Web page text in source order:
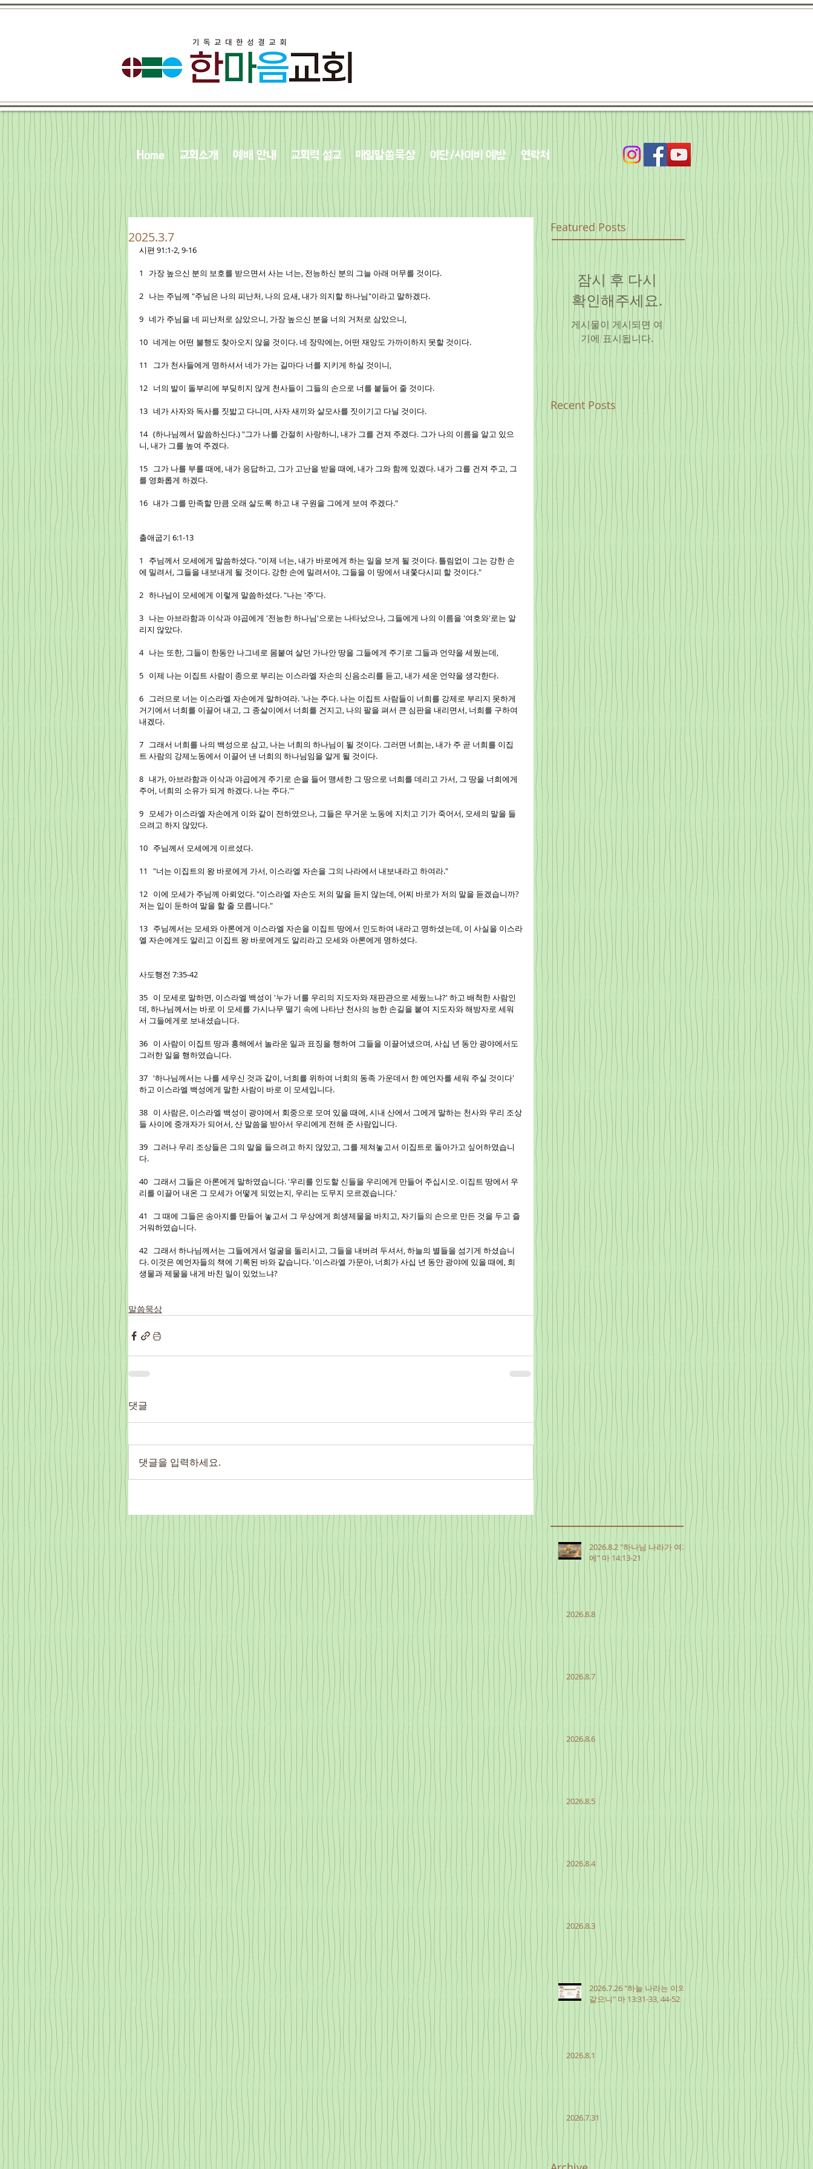
Home 교회소개 예배 안내 교회력 설교 매일말씀묵상 이단/사이비 예방 연락처
2025.3.7
시편 91:1-2, 9-16
1   가장 높으신 분의 보호를 받으면서 사는 너는, 전능하신 분의 그늘 아래 머무를 것이다.
2   나는 주님께 "주님은 나의 피난처, 나의 요새, 내가 의지할 하나님"이라고 말하겠다.
9   네가 주님을 네 피난처로 삼았으니, 가장 높으신 분을 너의 거처로 삼았으니,
10   네게는 어떤 불행도 찾아오지 않을 것이다. 네 장막에는, 어떤 재앙도 가까이하지 못할 것이다.
11   그가 천사들에게 명하셔서 네가 가는 길마다 너를 지키게 하실 것이니,
12   너의 발이 돌부리에 부딪히지 않게 천사들이 그들의 손으로 너를 붙들어 줄 것이다.
13   네가 사자와 독사를 짓밟고 다니며, 사자 새끼와 살모사를 짓이기고 다닐 것이다.
14   (하나님께서 말씀하신다.) "그가 나를 간절히 사랑하니, 내가 그를 건져 주겠다. 그가 나의 이름을 알고 있으
니, 내가 그를 높여 주겠다.
15   그가 나를 부를 때에, 내가 응답하고, 그가 고난을 받을 때에, 내가 그와 함께 있겠다. 내가 그를 건져 주고, 그
를 영화롭게 하겠다.
16   내가 그를 만족할 만큼 오래 살도록 하고 내 구원을 그에게 보여 주겠다."
출애굽기 6:1-13
1   주님께서 모세에게 말씀하셨다. "이제 너는, 내가 바로에게 하는 일을 보게 될 것이다. 틀림없이 그는 강한 손
에 밀려서, 그들을 내보내게 될 것이다. 강한 손에 밀려서야, 그들을 이 땅에서 내쫓다시피 할 것이다."
2   하나님이 모세에게 이렇게 말씀하셨다. "나는 '주'다.
3   나는 아브라함과 이삭과 야곱에게 '전능한 하나님'으로는 나타났으나, 그들에게 나의 이름을 '여호와'로는 알
리지 않았다.
4   나는 또한, 그들이 한동안 나그네로 몸붙여 살던 가나안 땅을 그들에게 주기로 그들과 언약을 세웠는데,
5   이제 나는 이집트 사람이 종으로 부리는 이스라엘 자손의 신음소리를 듣고, 내가 세운 언약을 생각한다.
6   그러므로 너는 이스라엘 자손에게 말하여라. '나는 주다. 나는 이집트 사람들이 너희를 강제로 부리지 못하게
거기에서 너희를 이끌어 내고, 그 종살이에서 너희를 건지고, 나의 팔을 펴서 큰 심판을 내리면서, 너희를 구하여
내겠다.
7   그래서 너희를 나의 백성으로 삼고, 나는 너희의 하나님이 될 것이다. 그러면 너희는, 내가 주 곧 너희를 이집
트 사람의 강제노동에서 이끌어 낸 너희의 하나님임을 알게 될 것이다.
8   내가, 아브라함과 이삭과 야곱에게 주기로 손을 들어 맹세한 그 땅으로 너희를 데리고 가서, 그 땅을 너희에게
주어, 너희의 소유가 되게 하겠다. 나는 주다.'"
9   모세가 이스라엘 자손에게 이와 같이 전하였으나, 그들은 무거운 노동에 지치고 기가 죽어서, 모세의 말을 들
으려고 하지 않았다.
10   주님께서 모세에게 이르셨다.
11   "너는 이집트의 왕 바로에게 가서, 이스라엘 자손을 그의 나라에서 내보내라고 하여라."
12   이에 모세가 주님께 아뢰었다. "이스라엘 자손도 저의 말을 듣지 않는데, 어찌 바로가 저의 말을 듣겠습니까?
저는 입이 둔하여 말을 할 줄 모릅니다."
13   주님께서는 모세와 아론에게 이스라엘 자손을 이집트 땅에서 인도하여 내라고 명하셨는데, 이 사실을 이스라
엘 자손에게도 알리고 이집트 왕 바로에게도 알리라고 모세와 아론에게 명하셨다.
사도행전 7:35-42
35   이 모세로 말하면, 이스라엘 백성이 '누가 너를 우리의 지도자와 재판관으로 세웠느냐?' 하고 배척한 사람인
데, 하나님께서는 바로 이 모세를 가시나무 떨기 속에 나타난 천사의 능한 손길을 붙여 지도자와 해방자로 세워
서 그들에게로 보내셨습니다.
36   이 사람이 이집트 땅과 홍해에서 놀라운 일과 표징을 행하여 그들을 이끌어냈으며, 사십 년 동안 광야에서도
그러한 일을 행하였습니다.
37   '하나님께서는 나를 세우신 것과 같이, 너희를 위하여 너희의 동족 가운데서 한 예언자를 세워 주실 것이다'
하고 이스라엘 백성에게 말한 사람이 바로 이 모세입니다.
38   이 사람은, 이스라엘 백성이 광야에서 회중으로 모여 있을 때에, 시내 산에서 그에게 말하는 천사와 우리 조상
들 사이에 중개자가 되어서, 산 말씀을 받아서 우리에게 전해 준 사람입니다.
39   그러나 우리 조상들은 그의 말을 들으려고 하지 않았고, 그를 제쳐놓고서 이집트로 돌아가고 싶어하였습니
다.
40   그래서 그들은 아론에게 말하였습니다. '우리를 인도할 신들을 우리에게 만들어 주십시오. 이집트 땅에서 우
리를 이끌어 내온 그 모세가 어떻게 되었는지, 우리는 도무지 모르겠습니다.'
41   그 때에 그들은 송아지를 만들어 놓고서 그 우상에게 희생제물을 바치고, 자기들의 손으로 만든 것을 두고 즐
거워하였습니다.
42   그래서 하나님께서는 그들에게서 얼굴을 돌리시고, 그들을 내버려 두셔서, 하늘의 별들을 섬기게 하셨습니
다. 이것은 예언자들의 책에 기록된 바와 같습니다. '이스라엘 가문아, 너희가 사십 년 동안 광야에 있을 때에, 희
생물과 제물을 내게 바친 일이 있었느냐?
말씀묵상
댓글
댓글을 입력하세요.
Featured Posts
잠시 후 다시
확인해주세요.
게시물이 게시되면 여
기에 표시됩니다.
Recent Posts
2026.8.2 "하나님 나라가 여기
에" 마 14:13-21
2026.8.8
2026.8.7
2026.8.6
2026.8.5
2026.8.4
2026.8.3
2026.7.26 "하늘 나라는 이와
같으니" 마 13:31-33, 44-52
2026.8.1
2026.7.31